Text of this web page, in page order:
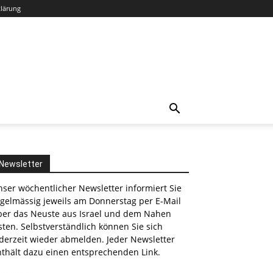
Newsletter
wöchentlicher Newsletter informiert Sie
jeweils am Donnerstag per E-Mail
das Neuste aus Israel und dem Nahen
Selbstverständlich können Sie sich
wieder abmelden. Jeder Newsletter
dazu einen entsprechenden Link.